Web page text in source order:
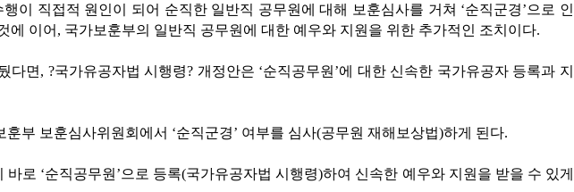
이 직접적 원인이 되어 순직한 일반직 공무원에 대해 보훈심사를 거쳐 ‘순직군경’으로 인
이어, 국가보훈부의 일반직 공무원에 대한 예우와 지원을 위한 추가적인 조치이다.
면, ?국가유공자법 시행령? 개정안은 ‘순직공무원’에 대한 신속한 국가유공자 등록과 지
부 보훈심사위원회에서 ‘순직군경’ 여부를 심사(공무원 재해보상법)하게 된다.
로 ‘순직공무원’으로 등록(국가유공자법 시행령)하여 신속한 예우와 지원을 받을 수 있게